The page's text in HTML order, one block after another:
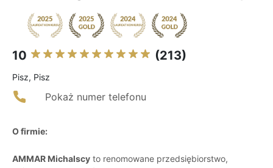
10 (213)
Pisz, Pisz
Pokaż numer telefonu
O firmie:
AMMAR Michalscy to renomowane przedsiębiorstwo,